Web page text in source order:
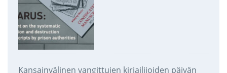
Kansainvälinen vangittujen kirjailijoiden päivän